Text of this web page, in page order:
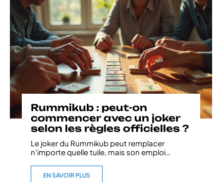
Rummikub : peut-on
commencer avec un joker
selon les règles officielles ?
Le joker du Rummikub peut remplacer
n'importe quelle tuile, mais son emploi…
EN SAVOIR PLUS